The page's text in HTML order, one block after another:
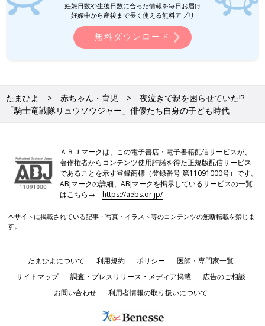
妊娠日数や生後日数に合った情報を毎日お届け
妊娠中から産後まで長く使える無料アプリ
無料ダウンロード
たまひよ 赤ちゃん・育児
夜泣きで親を困らせていた⁉
「騎士竜戦隊リュウソウジャー」俳優たち自身の子ども時代
ＡＢＪマークは、この電子書店・電子書籍配信サービスが、
著作権者からコンテンツ使用許諾を得た正規版配信サービス
であることを示す登録商標（登録番号 第11091000号）です。
ABJマークの詳細、ABJマークを掲示しているサービスの一覧
はこちら→https://aebs.or.jp/
本サイトに掲載されている記事・写真・イラスト等のコンテンツの無断転載を禁じま
す。
たまひよについて 利用規約 ポリシー
医師・専門家一覧
サイトマップ
調査・プレスリリース・メディア掲載
広告のご相談
お問い合わせ
利用者情報の取り扱いについて